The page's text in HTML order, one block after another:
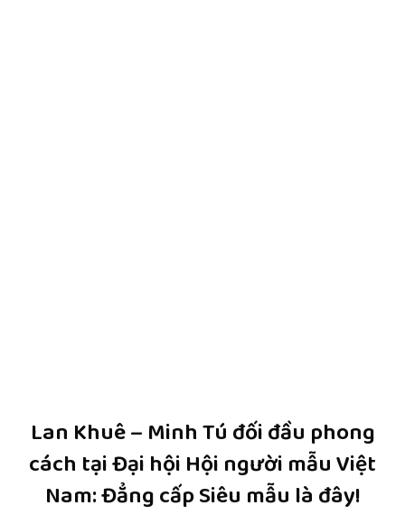
Lan Khuê – Minh Tú đối đầu phong
cách tại Đại hội Hội người mẫu Việt
Nam: Đẳng cấp Siêu mẫu là đây!